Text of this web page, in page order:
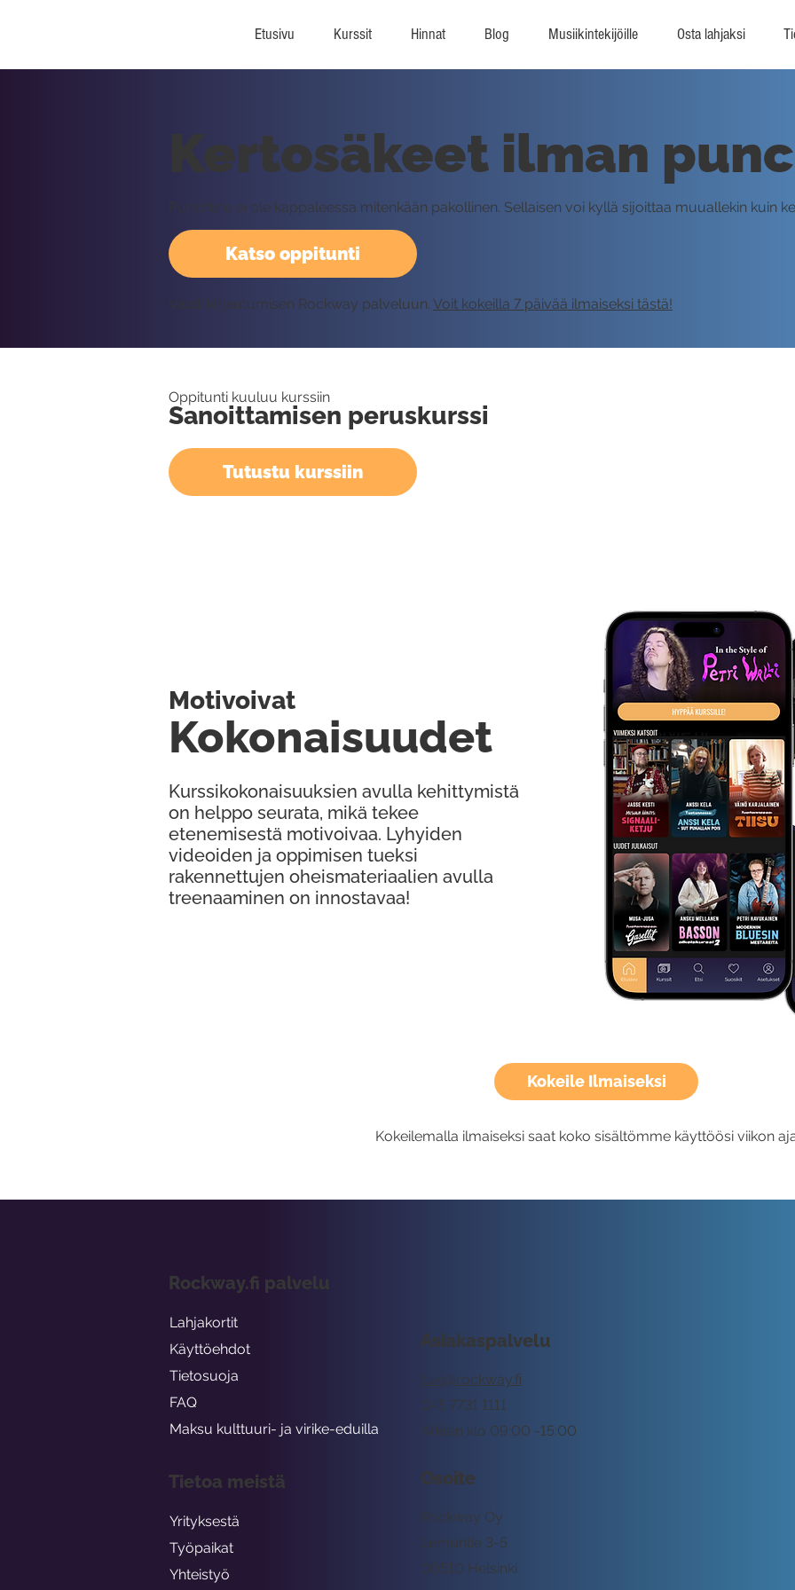
Etusivu Kurssit Hinnat Blog Musiikintekijöille Osta lahjaksi
Kokeile Ilmaiseksi
Kokeilemalla ilmaiseksi saat koko sisältömme käyttöösi viikon
Katso oppitunti
Kertosäkeet ilman
Punchline ei ole kappaleessa mitenkään pakollinen. Sellaisen voi kyllä sijoittaa muuallekin kuin
Vaatii kirjautumisen Rockway palveluun. Voit kokeilla 7 päivää ilmaiseksi tästä!
Oppitunti kuuluu kurssiin
Sanoittamisen peruskurssi
Tutustu kurssiin
Kurssikokonaisuuksien avulla kehittymistä
on helppo seurata, mikä tekee
etenemisestä motivoivaa. Lyhyiden
videoiden ja oppimisen tueksi
rakennettujen oheismateriaalien avulla
treenaaminen on innostavaa!
Kokonaisuudet
Motivoivat
Asiakaspalvelu
tuki@rockway.fi
Arkisin klo 09:00 -15:00
045 7731 1111
Osoite
Rockway Oy
Lemuntie 3-5
00510 Helsinki
Rockway.fi palvelu
Lahjakortit
Käyttöehdot
Tietosuoja
FAQ
Maksu kulttuuri- ja virike-eduilla
Tietoa meistä
Yrityksestä
Työpaikat
Yhteistyö